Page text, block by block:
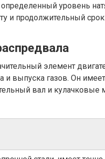
уровень
и продолжительный
элемент
и выпуска газов. Он
вал и кулачковые